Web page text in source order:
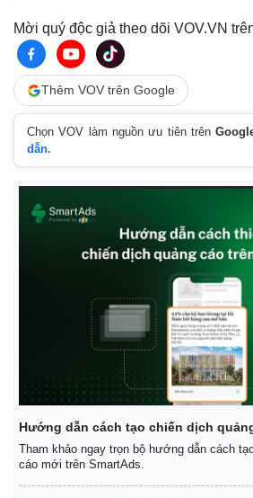
Thị
Giá
Tiêu
Tỷ giá
Giá
Mời quý độc giả theo dõi VOV.VN
Thêm VOV trên Google
Chọn VOV làm nguồn ưu tiên trên
dẫn.
Hướng dẫn cách tạo chiến dịch
Tham khảo ngay trọn bộ hướng dẫn cách
cáo mới trên SmartAds.